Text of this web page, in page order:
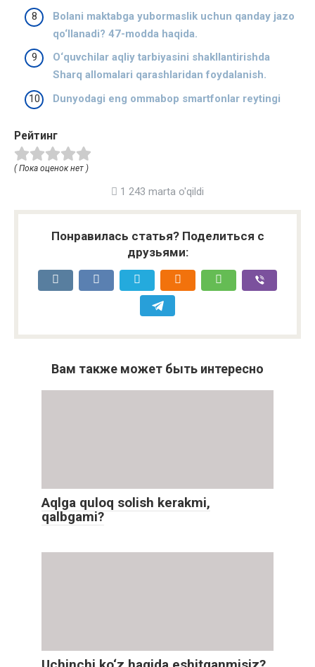
Bolani maktabga yubormaslik uchun qanday jazo
qo‘llanadi? 47-modda haqida.
O‘quvchilar aqliy tarbiyasini shakllantirishda
Sharq allomalari qarashlaridan foydalanish.
Dunyodagi eng ommabop smartfonlar reytingi
Рейтинг
( Пока оценок нет )
1 243 marta o'qildi
Понравилась статья? Поделиться с
друзьями:
Вам также может быть интересно
Aqlga quloq solish kerakmi,
qalbgami?